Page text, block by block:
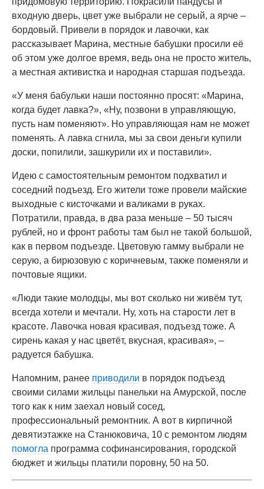
входную дверь, цвет уже выбрали не серый, а ярче –
бордовый. Привели в порядок и лавочки, как
рассказывает Марина, местные бабушки просили её
об этом уже долгое время, ведь она не просто житель,
а местная активистка и народная старшая подъезда.
«У меня бабульки наши постоянно просят: «Марина,
когда будет лавка?», «Ну, позвони в управляющую,
пусть нам поменяют». Но управляющая нам не может
поменять. А лавка сгнила, мы за свои деньги купили
доски, попилили, зашкурили их и поставили».
Идею с самостоятельным ремонтом подхватил и
соседний подъезд. Его жители тоже провели майские
выходные с кисточками и валиками в руках.
Потратили, правда, в два раза меньше – 50 тысяч
рублей, но и фронт работы там был не такой большой,
как в первом подъезде. Цветовую гамму выбрали не
серую, а бирюзовую с коричневым, также поменяли и
почтовые ящики.
«Люди такие молодцы, мы вот сколько ни живём тут,
всегда хотели и мечтали. Ну, хоть на старости лет в
красоте. Лавочка новая красивая, подъезд тоже. А
сирень какая у нас цветёт, вкусная, красивая», –
радуется бабушка.
Напомним, ранее приводили в порядок подъезд
своими силами жильцы панельки на Амурской, после
того как к ним заехал новый сосед,
профессиональный ремонтник. А вот в кирпичной
девятиэтажке на Станюковича, 10 с ремонтом людям
помогла программа софинансирования, городской
бюджет и жильцы платили поровну, 50 на 50.